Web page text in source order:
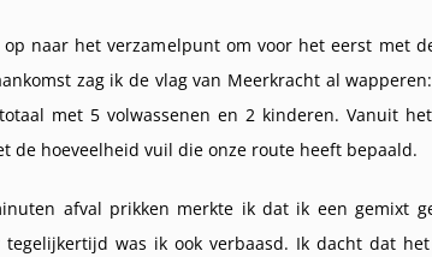
naar het verzamelpunt om voor het eerst met
zag ik de vlag van Meerkracht al
met 5 volwassenen en 2 kinderen. Vanuit
de hoeveelheid vuil die onze route heeft bepaald.
afval prikken merkte ik dat ik een gemixt
tegelijkertijd was ik ook verbaasd. Ik dacht dat